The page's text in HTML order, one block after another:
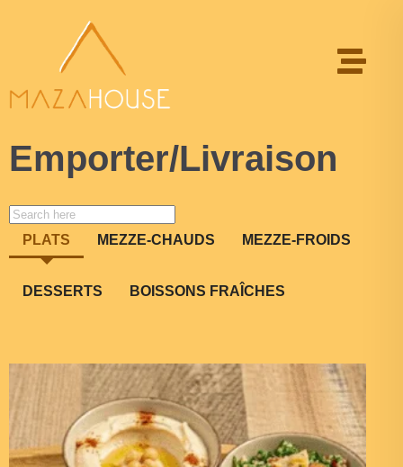
Emporter/Livraison
PLATS MEZZE-CHAUDS MEZZE-FROIDS
DESSERTS BOISSONS FRAÎCHES